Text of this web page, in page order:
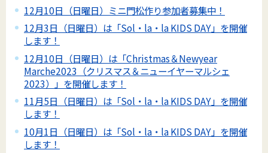
12月10日（日曜日）ミニ門松作り参加者募集中！
12月3日（日曜日）は「Sol・la・la KIDS DAY」を開催
します！
12月10日（日曜日）は「Christmas＆Newyear
Marche2023（クリスマス＆ニューイヤーマルシェ
2023）」を開催します！
11月5日（日曜日）は「Sol・la・la KIDS DAY」を開催
します！
10月1日（日曜日）は「Sol・la・la KIDS DAY」を開催
します！